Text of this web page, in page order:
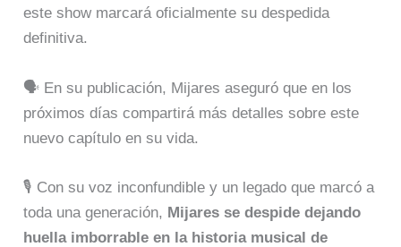
este show marcará oficialmente su despedida
definitiva.
🗣️ En su publicación, Mijares aseguró que en los
próximos días compartirá más detalles sobre este
nuevo capítulo en su vida.
🎙️ Con su voz inconfundible y un legado que marcó a
toda una generación, Mijares se despide dejando
huella imborrable en la historia musical de